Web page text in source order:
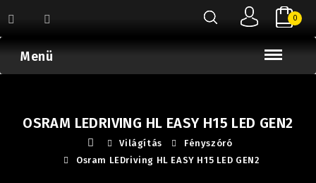
0
Menü
OSRAM LEDRIVING HL EASY H15 LED GEN2
Világítás
Fényszóró
Osram LEDriving HL EASY H15 LED GEN2